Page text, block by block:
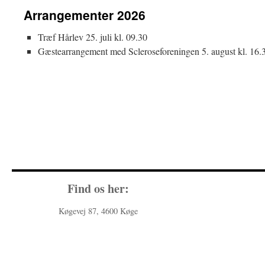
Arrangementer 2026
Træf Hårlev 25. juli kl. 09.30
Gæstearrangement med Scleroseforeningen 5. august kl.
Find os her:
Køgevej 87, 4600 Køge